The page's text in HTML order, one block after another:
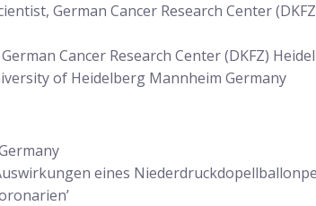
German Cancer Research Center
Cancer Research Center (DKFZ)
of Heidelberg Mannheim Germany
eines